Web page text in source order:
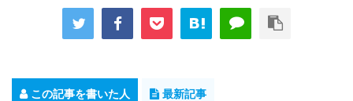
この記事を書いた人 最新記事